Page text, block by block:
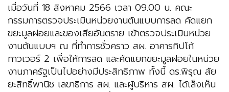
เมื่อวันที่ 18 สิงหาคม 2566 เวลา 09.00 น. คณะ
กรรมการตรวจประเมินหน่วยงานต้นแบบการลด คัดแยก
ขยะมูลฝอยและของเสียอันตราย เข้าตรวจประเมินหน่วย
งานต้นแบบฯ ณ ที่ทำการชั่วคราว สผ. อาคารทิปโก้
ทาวเวอร์ 2 เพื่อให้การลด และคัดแยกขยะมูลฝอยในหน่วย
งานภาครัฐเป็นไปอย่างมีประสิทธิภาพ ทั้งนี้ ดร.พิรุณ สัย
ยะสิทธิ์พานิช เลขาธิการ สผ. และผู้บริหาร สผ. ได้เล็งเห็น